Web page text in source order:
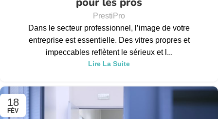
PrestiPro
Dans le secteur professionnel, l’image de votre
entreprise est essentielle. Des vitres propres et
impeccables reflètent le sérieux et l...
Lire La Suite
18
FÉV